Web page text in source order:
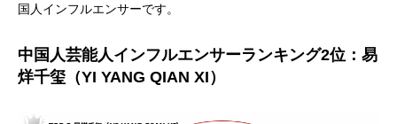
国人インフルエンサーです。
中国人芸能人インフルエンサーランキング2位：易
烊千玺（YI YANG QIAN XI）